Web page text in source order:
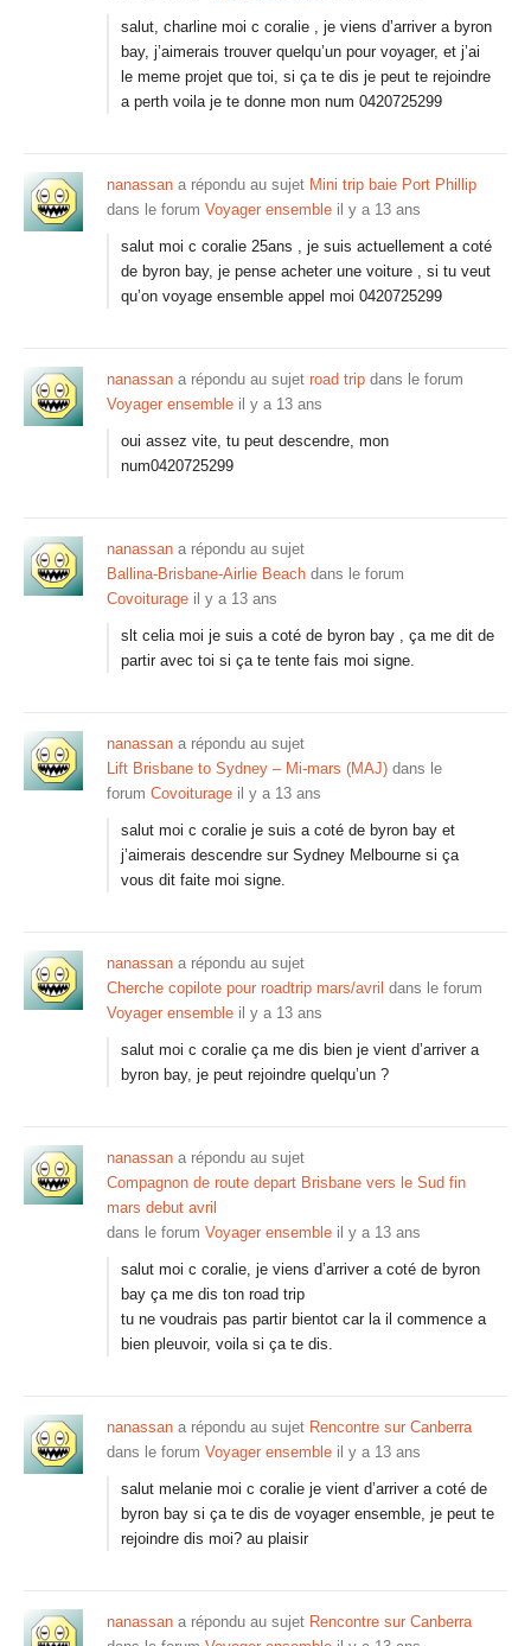
salut, charline moi c coralie , je viens d’arriver a byron
bay, j’aimerais trouver quelqu’un pour voyager, et j’ai
le meme projet que toi, si ça te dis je peut te rejoindre
a perth voila je te donne mon num 0420725299
nanassan a répondu au sujet Mini trip baie Port Phillip
dans le forum Voyager ensemble il y a 13 ans
salut moi c coralie 25ans , je suis actuellement a coté
de byron bay, je pense acheter une voiture , si tu veut
qu’on voyage ensemble appel moi 0420725299
nanassan a répondu au sujet road trip dans le forum
Voyager ensemble il y a 13 ans
oui assez vite, tu peut descendre, mon
num0420725299
nanassan a répondu au sujet
Ballina-Brisbane-Airlie Beach dans le forum
Covoiturage il y a 13 ans
slt celia moi je suis a coté de byron bay , ça me dit de
partir avec toi si ça te tente fais moi signe.
nanassan a répondu au sujet
Lift Brisbane to Sydney – Mi-mars (MAJ) dans le
forum Covoiturage il y a 13 ans
salut moi c coralie je suis a coté de byron bay et
j’aimerais descendre sur Sydney Melbourne si ça
vous dit faite moi signe.
nanassan a répondu au sujet
Cherche copilote pour roadtrip mars/avril dans le forum
Voyager ensemble il y a 13 ans
salut moi c coralie ça me dis bien je vient d’arriver a
byron bay, je peut rejoindre quelqu’un ?
nanassan a répondu au sujet
Compagnon de route depart Brisbane vers le Sud fin
mars debut avril
dans le forum Voyager ensemble il y a 13 ans
salut moi c coralie, je viens d’arriver a coté de byron
bay ça me dis ton road trip
tu ne voudrais pas partir bientot car la il commence a
bien pleuvoir, voila si ça te dis.
nanassan a répondu au sujet Rencontre sur Canberra
dans le forum Voyager ensemble il y a 13 ans
salut melanie moi c coralie je vient d’arriver a coté de
byron bay si ça te dis de voyager ensemble, je peut te
rejoindre dis moi? au plaisir
nanassan a répondu au sujet Rencontre sur Canberra